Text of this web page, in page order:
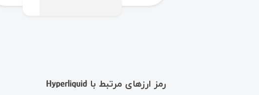
رمز ارزهای مرتبط با Hyperliquid